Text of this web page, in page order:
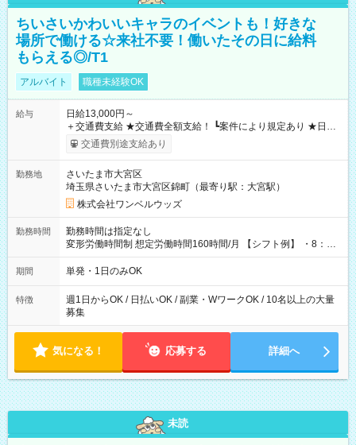
ちいさいかわいいキャラのイベントも！好きな
場所で働ける☆来社不要！働いたその日に給料
もらえる◎/T1
アルバイト 職種未経験OK
給与
日給13,000円～
＋交通費支給 ★交通費全額支給！ ┗案件により規定あり ★日払
いOK！（規定あり） ┗働いたその日に現金GET♪ お仕事後はコ
ンビニATMから 日払い分を引き落とせます！ 【試用期間】試
交通費別途支給あり
勤務地
さいたま市大宮区
埼玉県さいたま市大宮区錦町（最寄り駅：大宮駅）
株式会社ワンベルウッズ
勤務時間
勤務時間は指定なし
変形労働時間制 想定労働時間160時間/月 【シフト例】 ・8：00
～21：00
期間 単発・1日のみOK
特徴
週1日からOK / 日払いOK / 副業・WワークOK / 10名以上の大量
募集
気になる！ 応募する 詳細へ
未読